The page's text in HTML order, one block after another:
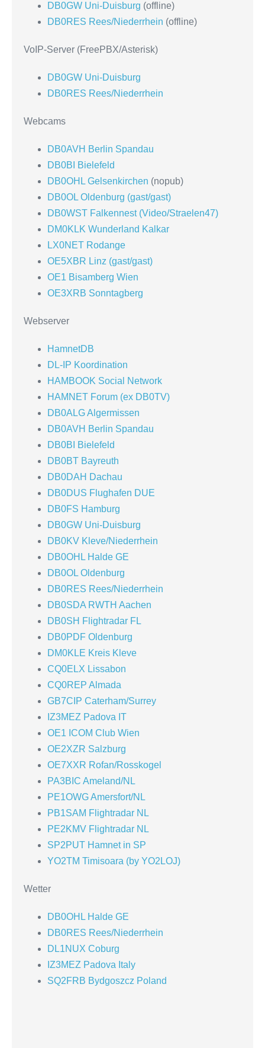
DB0GW Uni-Duisburg (offline)
DB0RES Rees/Niederrhein (offline)
VoIP-Server (FreePBX/Asterisk)
DB0GW Uni-Duisburg
DB0RES Rees/Niederrhein
Webcams
DB0AVH Berlin Spandau
DB0BI Bielefeld
DB0OHL Gelsenkirchen (nopub)
DB0OL Oldenburg (gast/gast)
DB0WST Falkennest (Video/Straelen47)
DM0KLK Wunderland Kalkar
LX0NET Rodange
OE5XBR Linz (gast/gast)
OE1 Bisamberg Wien
OE3XRB Sonntagberg
Webserver
HamnetDB
DL-IP Koordination
HAMBOOK Social Network
HAMNET Forum (ex DB0TV)
DB0ALG Algermissen
DB0AVH Berlin Spandau
DB0BI Bielefeld
DB0BT Bayreuth
DB0DAH Dachau
DB0DUS Flughafen DUE
DB0FS Hamburg
DB0GW Uni-Duisburg
DB0KV Kleve/Niederrhein
DB0OHL Halde GE
DB0OL Oldenburg
DB0RES Rees/Niederrhein
DB0SDA RWTH Aachen
DB0SH Flightradar FL
DB0PDF Oldenburg
DM0KLE Kreis Kleve
CQ0ELX Lissabon
CQ0REP Almada
GB7CIP Caterham/Surrey
IZ3MEZ Padova IT
OE1 ICOM Club Wien
OE2XZR Salzburg
OE7XXR Rofan/Rosskogel
PA3BIC Ameland/NL
PE1OWG Amersfort/NL
PB1SAM Flightradar NL
PE2KMV Flightradar NL
SP2PUT Hamnet in SP
YO2TM Timisoara (by YO2LOJ)
Wetter
DB0OHL Halde GE
DB0RES Rees/Niederrhein
DL1NUX Coburg
IZ3MEZ Padova Italy
SQ2FRB Bydgoszcz Poland